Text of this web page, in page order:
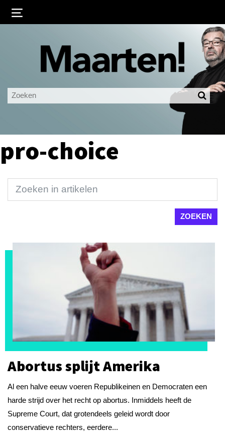
Ingelogd blijven
LOGIN
pro-choice
Abortus splijt Amerika
Al een halve eeuw voeren Republikeinen en Democraten een
harde strijd over het recht op abortus. Inmiddels heeft de
Supreme Court, dat grotendeels geleid wordt door
conservatieve rechters, eerdere...